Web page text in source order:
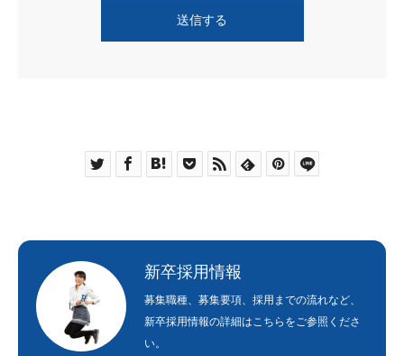
CONTACT PRIVACY
新卒採用情報
募集職種、募集要項、採用までの流れなど、
新卒採用情報の詳細はこちらをご参照くださ
い。